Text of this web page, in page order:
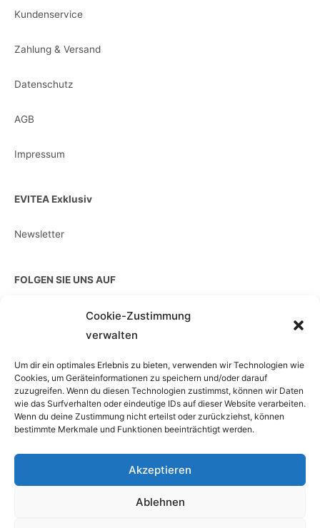
Cookie-Zustimmung
verwalten
Um dir ein optimales Erlebnis zu bieten, verwenden wir Technologien wie
Cookies, um Geräteinformationen zu speichern und/oder darauf
zuzugreifen. Wenn du diesen Technologien zustimmst, können wir Daten
wie das Surfverhalten oder eindeutige IDs auf dieser Website verarbeiten.
Wenn du deine Zustimmung nicht erteilst oder zurückziehst, können
bestimmte Merkmale und Funktionen beeinträchtigt werden.
Akzeptieren
Ablehnen
Kundenservice
Zahlung & Versand
Datenschutz
AGB
Impressum
EVITEA Exklusiv
Newsletter
FOLGEN SIE UNS AUF